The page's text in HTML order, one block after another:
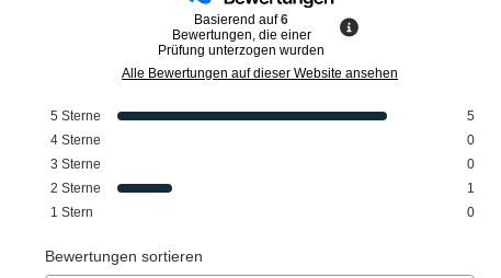
Basierend auf6
Bewertungen, die einer
Prüfung unterzogen wurden
Alle Bewertungen auf dieser Website ansehen
5 Sterne
5
4 Sterne
0
3 Sterne
0
2 Sterne
1
1 Stern 0
Bewertungen sortieren